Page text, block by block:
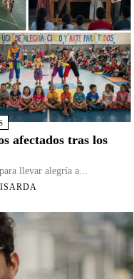
afectados tras los
llevar alegría a...